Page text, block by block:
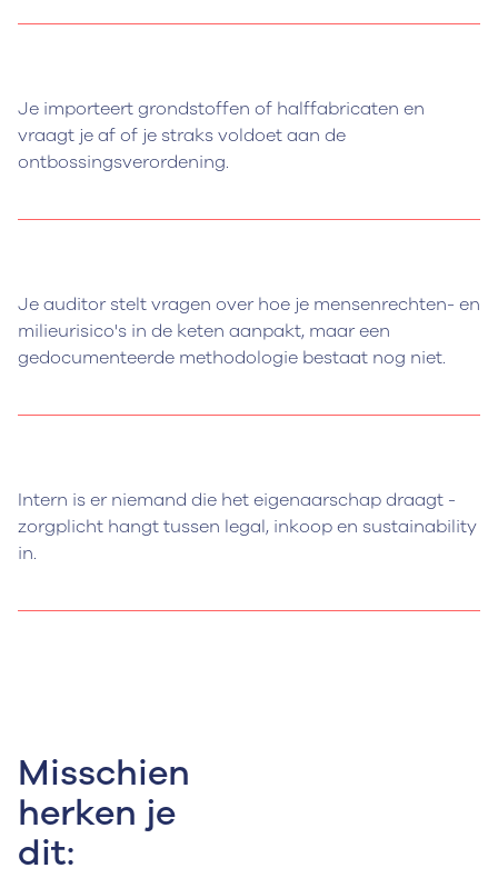
Je importeert grondstoffen of halffabricaten en
vraagt je af of je straks voldoet aan de
ontbossingsverordening.
Je auditor stelt vragen over hoe je mensenrechten- en
milieurisico's in de keten aanpakt, maar een
gedocumenteerde methodologie bestaat nog niet.
Intern is er niemand die het eigenaarschap draagt -
zorgplicht hangt tussen legal, inkoop en sustainability
in.
Misschien
herken je
dit: